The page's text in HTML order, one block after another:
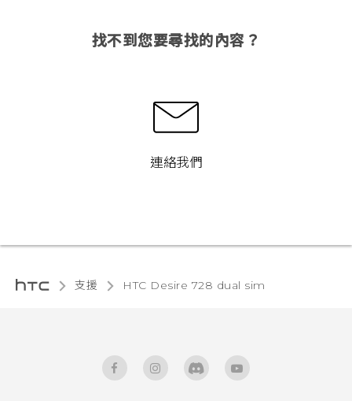
找不到您要尋找的內容？
連絡我們
支援 HTC Desire 728 dual sim‎